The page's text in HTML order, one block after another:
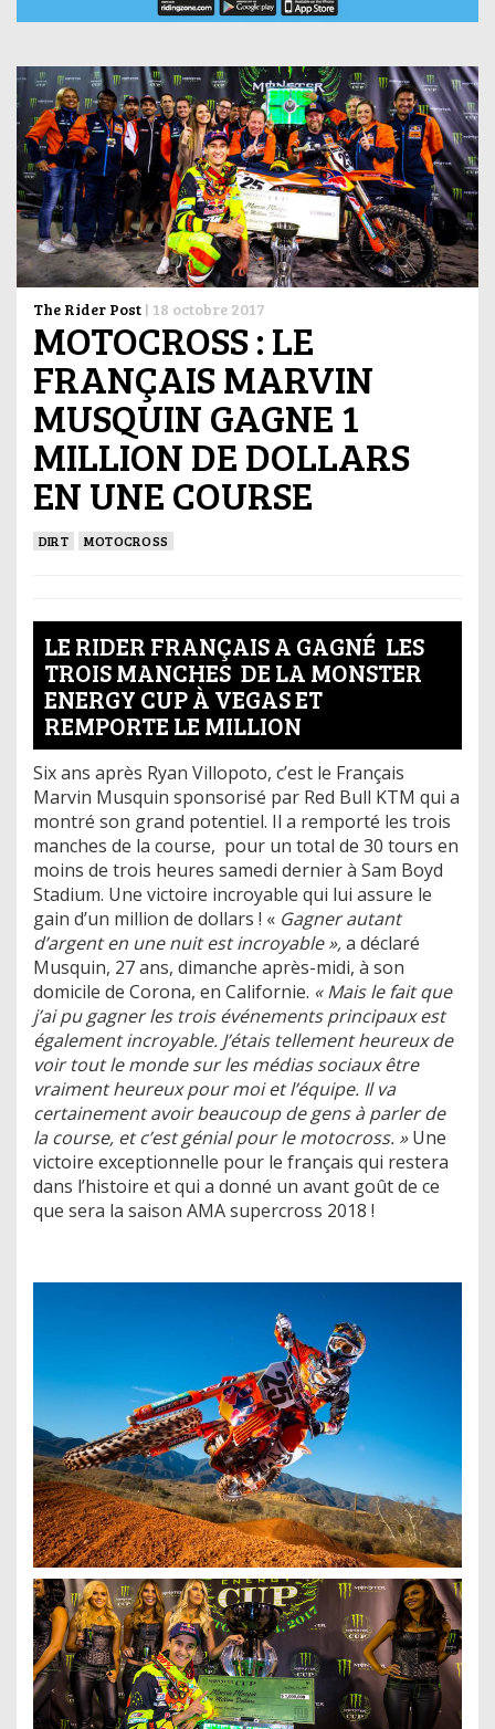
The Rider Post | 18 octobre 2017
MOTOCROSS : LE
FRANÇAIS MARVIN
MUSQUIN GAGNE 1
MILLION DE DOLLARS
EN UNE COURSE
DIRT MOTOCROSS
LE RIDER FRANÇAIS A GAGNÉ LES
TROIS MANCHES DE LA MONSTER
ENERGY CUP À VEGAS ET
REMPORTE LE MILLION
Six ans après Ryan Villopoto, c’est le Français
Marvin Musquin sponsorisé par Red Bull KTM qui a
montré son grand potentiel. Il a remporté les trois
manches de la course, pour un total de 30 tours en
moins de trois heures samedi dernier à Sam Boyd
Stadium. Une victoire incroyable qui lui assure le
gain d’un million de dollars ! « Gagner autant
d’argent en une nuit est incroyable »,a déclaré
Musquin, 27 ans, dimanche après-midi, à son
domicile de Corona, en Californie. « Mais le fait que
j’ai pu gagner les trois événements principaux est
également incroyable. J’étais tellement heureux de
voir tout le monde sur les médias sociaux être
vraiment heureux pour moi et l’équipe. Il va
certainement avoir beaucoup de gens à parler de
la course, et c’est génial pour le motocross. »Une
victoire exceptionnelle pour le français qui restera
dans l’histoire et qui a donné un avant goût de ce
que sera la saison AMA supercross 2018 !